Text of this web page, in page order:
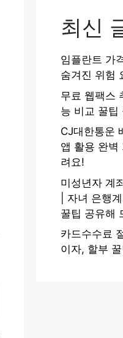
최신
임플란트 가
숨겨진 위험
무료 웹팩스
능 비교 꿀팁
CJ대한통운
앱 활용 완벽
려요!
미성년자 계
| 자녀 은행
꿀팁 공유해
카드수수료
이자, 할부